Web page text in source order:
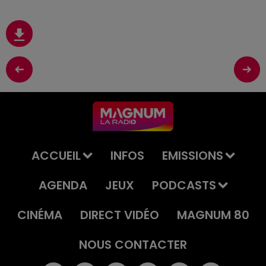
ACCUEIL INFOS
EMISSIONS
AGENDA
JEUX
PODCASTS
CINÉMA
DIRECT VIDÉO
MAGNUM 80
NOUS CONTACTER